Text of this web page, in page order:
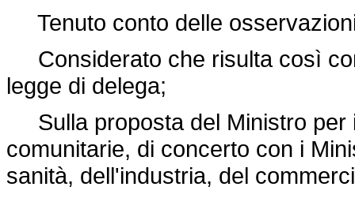
Tenuto conto delle
Considerato che risulta così
legge di delega;
Sulla proposta del Ministro per
comunitarie, di concerto con i
sanità, dell'industria, del